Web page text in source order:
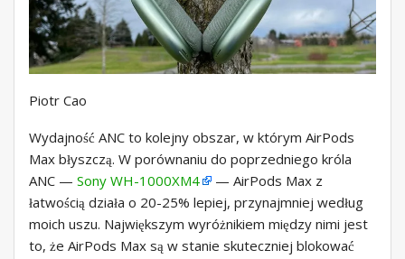
Piotr Cao
Wydajność ANC to kolejny obszar, w którym AirPods
Max błyszczą. W porównaniu do poprzedniego króla
ANC — Sony WH-1000XM4
— AirPods Max z
łatwością działa o 20-25% lepiej, przynajmniej według
moich uszu. Największym wyróżnikiem między nimi jest
to, że AirPods Max są w stanie skuteczniej blokować